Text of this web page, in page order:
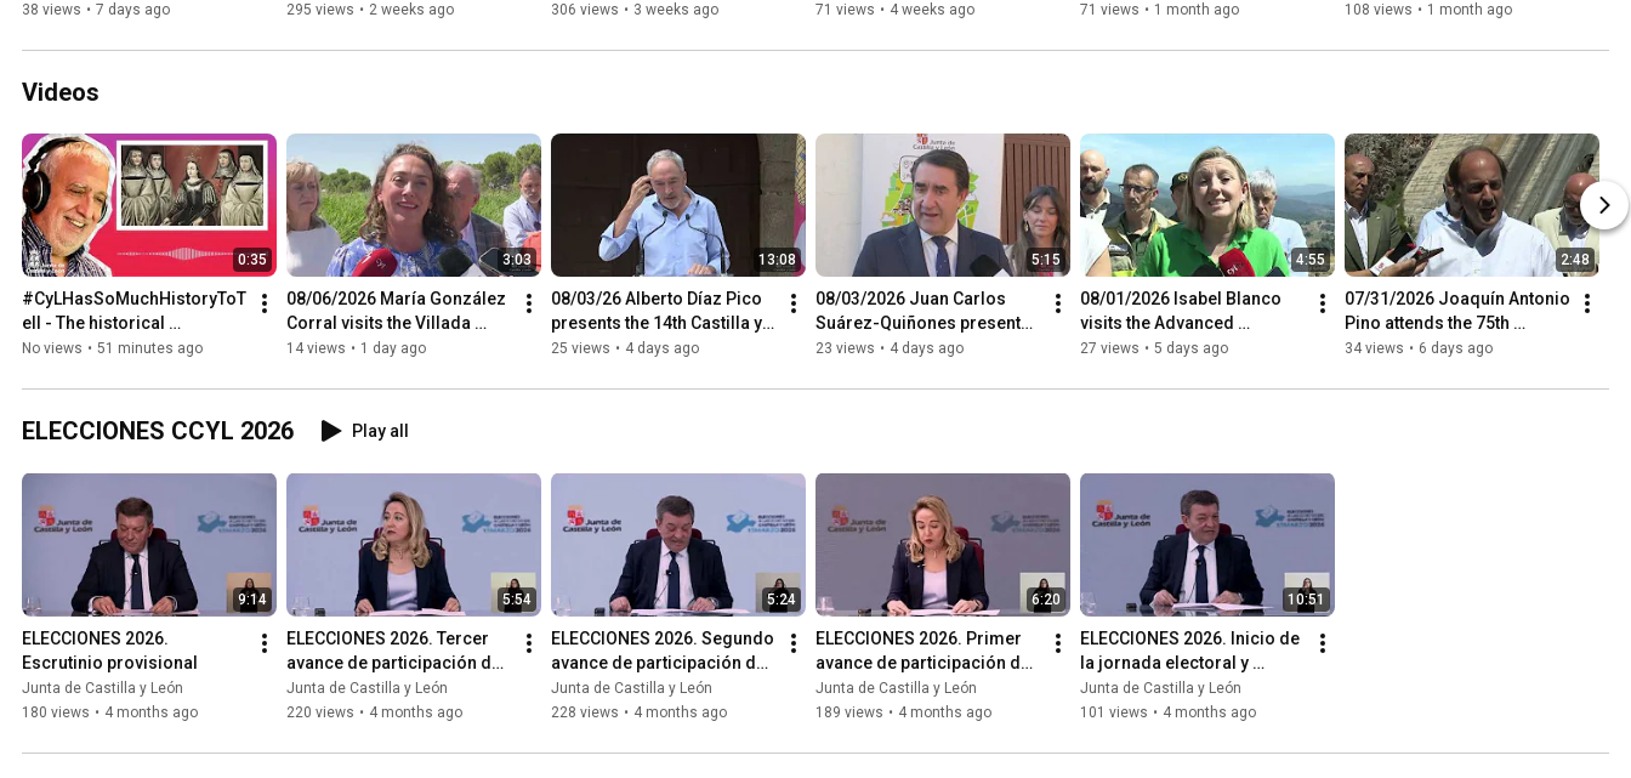
38 views • 7 days ago
295 views • 2 weeks ago
306 views • 3 weeks ago
71 views • 4 weeks ago
71 views • 1 month ago
108 views • 1 month ago
Videos
0:35
#CyLHasSoMuchHistoryToT
ell - The historical
significance of María de
No views • 51 minutes ago
3:03
08/06/2026 María González
Corral visits the Villada
Wastewater Treatment Plant
14 views • 1 day ago
13:08
08/03/26 Alberto Díaz Pico
presents the 14th Castilla y
León International Circus
25 views • 4 days ago
5:15
08/03/2026 Juan Carlos
Suárez-Quiñones presents
the Rural Commerce
23 views • 4 days ago
4:55
08/01/2026 Isabel Blanco
visits the Advanced
Command Post (PMA)
Bierzo
27 views • 5 days ago
2:48
07/31/2026 Joaquín Antonio
Pino attends the 75th
Anniversary of the first
34 views • 6 days ago
ELECCIONES CCYL 2026 Play all
9:14
ELECCIONES 2026.
Escrutinio provisional
Junta de Castilla y León
180 views • 4 months ago
5:54
ELECCIONES 2026. Tercer
avance de participación de
las 18:00h
Junta de Castilla y León
220 views • 4 months ago
5:24
ELECCIONES 2026. Segundo
avance de participación de
las 14:00h
Junta de Castilla y León
228 views • 4 months ago
6:20
ELECCIONES 2026. Primer
avance de participación de
las 11:30 horas
Junta de Castilla y León
189 views • 4 months ago
10:51
ELECCIONES 2026. Inicio de
la jornada electoral y
constitución de mesas
Junta de Castilla y León
101 views • 4 months ago